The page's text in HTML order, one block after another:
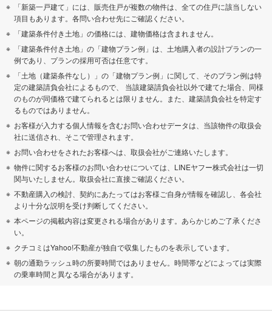
「新築一戸建て」には、販売住戸が複数の物件は、全ての住戸に該当しない
項目もあります。各問い合わせ先にご確認ください。
「建築条件付き土地」の価格には、建物価格は含まれません。
「建築条件付き土地」の「建物プラン例」は、土地購入者の設計プランの一
例であり、プランの採用可否は任意です。
「土地（建築条件なし）」の「建物プラン例」に関して、そのプラン例は特
定の建築請負会社によるもので、 当該建築請負会社以外で建てた場合、同様
のものが同価格で建てられるとは限りません。また、建築請負会社を特定す
るものではありません。
お客様が入力する個人情報を含むお問い合わせデータは、当該物件の取扱会
社に送信され、そこで管理されます。
お問い合わせをされたお客様へは、取扱会社がご連絡いたします。
物件に関するお客様のお問い合わせについては、LINEヤフー株式会社は一切
関与いたしません。取扱会社に直接ご確認ください。
不動産購入の検討、契約にあたってはお客様ご自身が情報を確認し、各会社
より十分な説明を受け判断してください。
本ページの掲載内容は変更される場合があります。あらかじめご了承くださ
い。
クチコミはYahoo!不動産が独自で収集したものを表示しています。
朝の通勤ラッシュ時の所要時間ではありません。時間帯などによっては実際
の乗車時間と異なる場合があります。